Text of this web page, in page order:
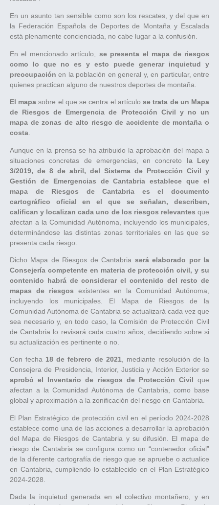
En un asunto tan sensible como son los rescates, y del que en
la Federación Española de Deportes de Montaña y Escalada
está plenamente concienciada, no cabe lugar a la confusión.
En el mencionado artículo, se presenta el mapa de riesgos
como lo que no es y esto puede generar inquietud y
preocupación en la población en general y, en particular, entre
quienes practican alguno de nuestros deportes de montaña.
El mapa sobre el que se centra el artículose trata de un Mapa
de Riesgos de Emergencia de Protección Civil y no un
mapa de zonas de alto riesgo de accidente de montaña o
costa
Aunque en la prensa se ha atribuido la aprobación del mapa a
situaciones concretas de emergencias, en concreto la Ley
3/2019, de 8 de abril, del Sistema de Protección Civil y
Gestión de Emergencias de Cantabria establece que el
mapa de Riesgos de Cantabria es el documento
cartográfico oficial en el que se señalan, describen,
califican y localizan cada uno de los riesgos relevantes que
afectan a la Comunidad Autónoma, incluyendo los municipales,
determinándose las distintas zonas territoriales en las que se
presenta cada riesgo.
Dicho Mapa de Riesgos de Cantabria será elaborado por la
Consejería competente en materia de protección civil, y su
contenido habrá de considerar el contenido del resto de
mapas de riesgos existentes en la Comunidad Autónoma,
incluyendo los municipales. El Mapa de Riesgos de la
Comunidad Autónoma de Cantabria se actualizará cada vez que
sea necesario y, en todo caso, la Comisión de Protección Civil
de Cantabria lo revisará cada cuatro años, decidiendo sobre si
su actualización es pertinente o no.
Con fecha 18 de febrero de 2021, mediante resolución de la
Consejera de Presidencia, Interior, Justicia y Acción Exterior se
aprobó el Inventario de riesgos de Protección Civil que
afectan a la Comunidad Autónoma de Cantabria, como base
global y aproximación a la zonificación del riesgo en Cantabria.
El Plan Estratégico de protección civil en el período 2024-2028
establece como una de las acciones a desarrollar la aprobación
del Mapa de Riesgos de Cantabria y su difusión. El mapa de
riesgo de Cantabria se configura como un “contenedor oficial”
de la diferente cartografía de riesgo que se apruebe o actualice
en Cantabria, cumpliendo lo establecido en el Plan Estratégico
2024-2028.
Dada la inquietud generada en el colectivo montañero, y en